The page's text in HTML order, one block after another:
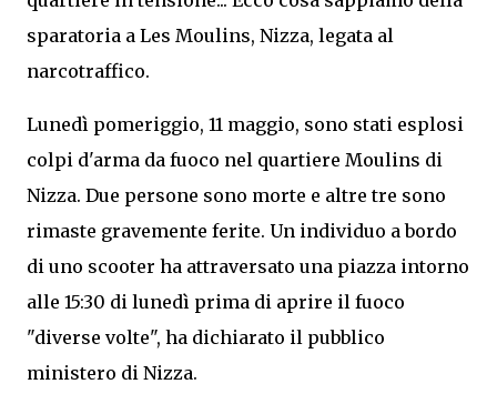
sparatoria a Les Moulins, Nizza, legata al
narcotraffico.
Lunedì pomeriggio, 11 maggio, sono stati esplosi
colpi d'arma da fuoco nel quartiere Moulins di
Nizza. Due persone sono morte e altre tre sono
rimaste gravemente ferite. Un individuo a bordo
di uno scooter ha attraversato una piazza intorno
alle 15:30 di lunedì prima di aprire il fuoco
"diverse volte", ha dichiarato il pubblico
ministero di Nizza.